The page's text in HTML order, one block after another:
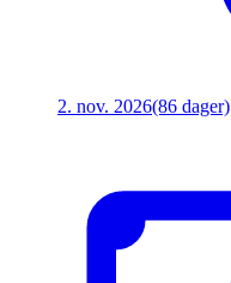
2. nov. 2026(86 dager)